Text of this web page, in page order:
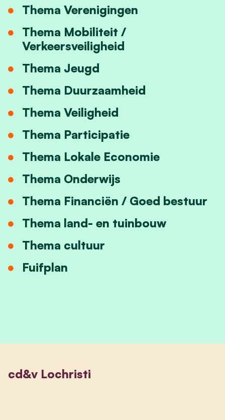
Thema Verenigingen
Thema Mobiliteit /
Verkeersveiligheid
Thema Jeugd
Thema Duurzaamheid
Thema Veiligheid
Thema Participatie
Thema Lokale Economie
Thema Onderwijs
Thema Financiën / Goed bestuur
Thema land- en tuinbouw
Thema cultuur
Fuifplan
cd&v Lochristi